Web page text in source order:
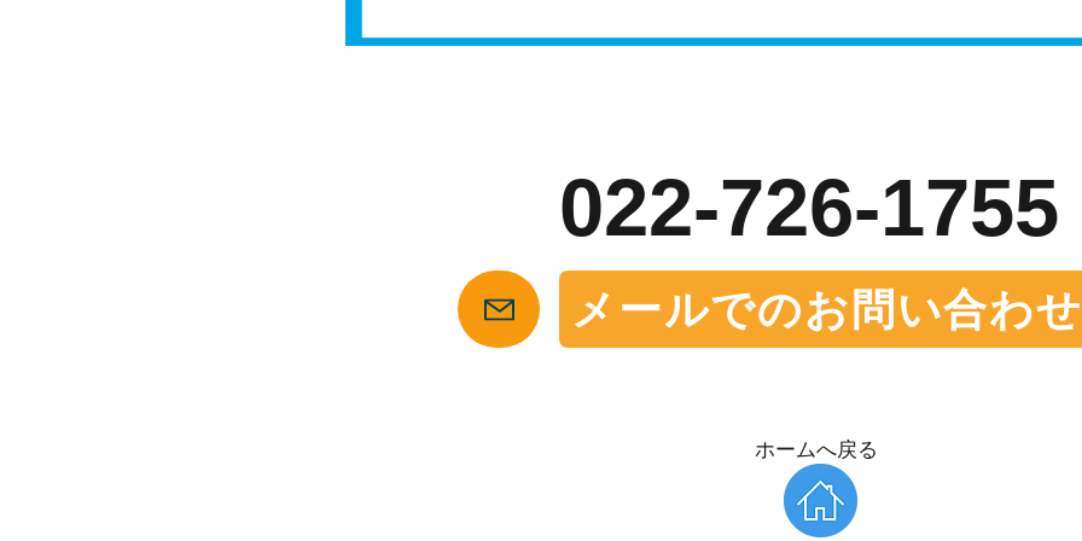
022-726-1755
メールでのお問い合わせ
​ホームへ戻る